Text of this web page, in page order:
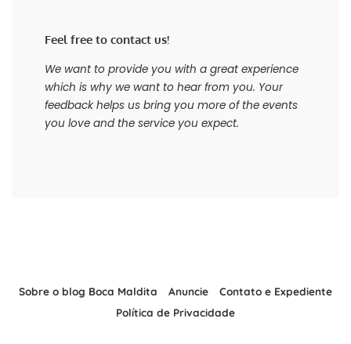
Feel free to contact us!
We want to provide you with a great experience
which is why we want to hear from you. Your
feedback helps us bring you more of the events
you love and the service you expect.
Sobre o blog Boca Maldita Anuncie
Contato e Expediente
Política de Privacidade